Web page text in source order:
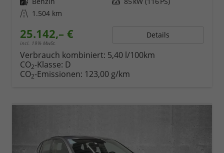
Kilometerstand 1.504 km
25.142,– €
incl. 19% MwSt.
Details
Verbrauch kombiniert: 5,40 l/100km
CO2-Klasse: D
CO2-Emissionen: 123,00 g/km